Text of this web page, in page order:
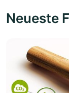
Neueste